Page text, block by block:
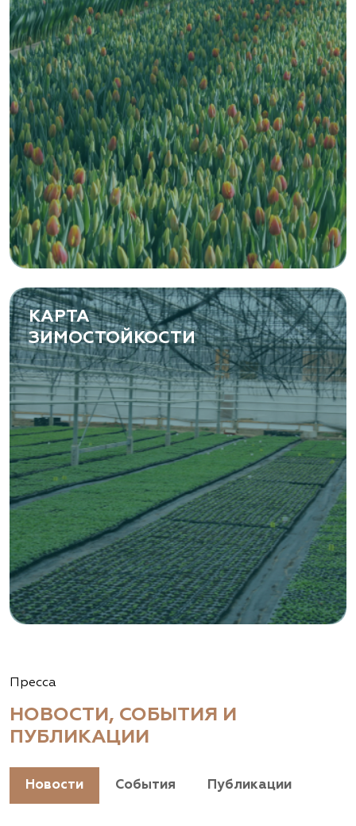
КАРТА
ЗИМОСТОЙКОСТИ
Пресса
НОВОСТИ, СОБЫТИЯ И
ПУБЛИКАЦИИ
Новости События Публикации